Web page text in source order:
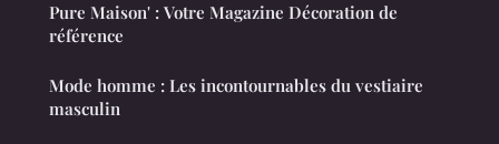
Pure Maison' : Votre Magazine Décoration de
référence
Mode homme : Les incontournables du vestiaire
masculin